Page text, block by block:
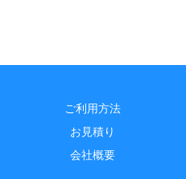
ご利用方法
お見積り
会社概要